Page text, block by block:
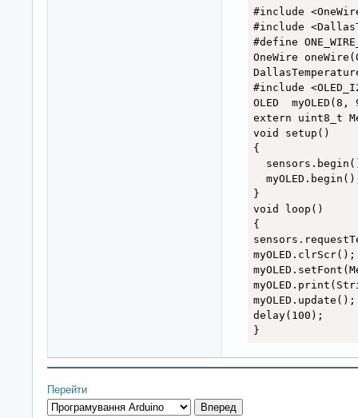
#include
#include
#define
OneWire
#include
OLED
extern uint8_t
void setup()
{
}
void loop()
{
myOLED.update();
delay(100);
}
Перейти